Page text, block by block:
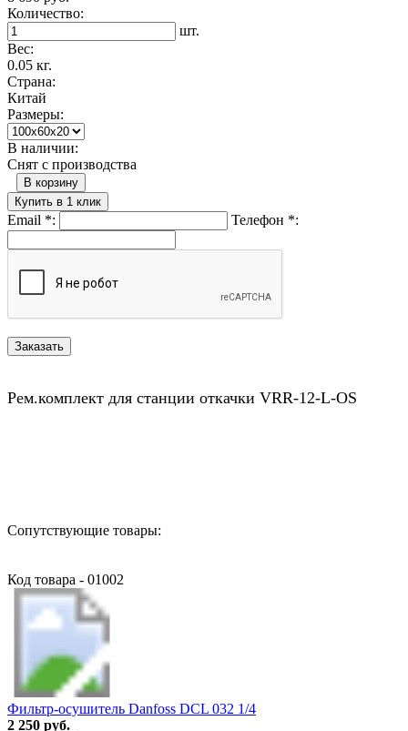
Количество:
шт.
Вес:
0.05 кг.
Страна:
Китай
Размеры:
В наличии:
Снят с производства
В корзину
Купить в 1 клик
Email *: Телефон *:
Рем.комплект для станции откачки VRR-12-L-OS
Сопутствующие товары:
Код товара - 01002
Фильтр-осушитель Danfoss DCL 032 1/4
2 250 руб.